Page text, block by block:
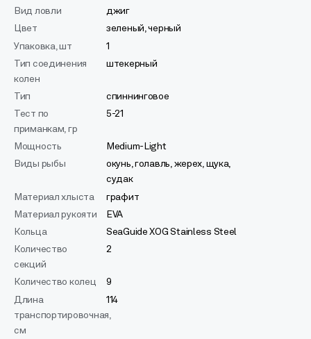
Вид ловли
джиг
Цвет
зеленый, черный
Упаковка, шт
1
Тип соединения
колен
штекерный
Тип
спиннинговое
Тест по
приманкам, гр
5-21
Мощность
Medium-Light
Виды рыбы
окунь, голавль, жерех, щука,
судак
Материал хлыста
графит
Материал рукояти
EVA
Кольца
SeaGuide XOG Stainless Steel
Количество
секций
2
Количество колец
9
Длина
транспортировочная,
см
114